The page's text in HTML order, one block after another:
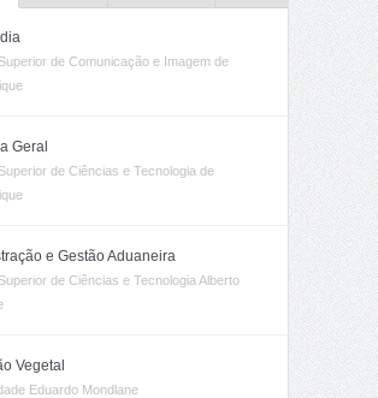
de Comunicação e Imagem de
Geral
de Ciências e Tecnologia de
e Gestão Aduaneira
de Ciências e Tecnologia Alberto
Vegetal
Eduardo Mondlane